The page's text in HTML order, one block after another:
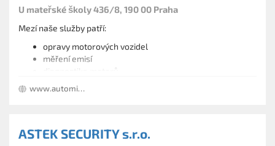
U mateřské školy 436/8, 190 00 Praha
Mezí naše služby patří:
opravy motorových vozidel
měření emisí
diagnostika motorů
geometrie náprav Laser
seřizování karburátorů Škoda na stolici Jikov
www.automika.cz
ASTEK SECURITY s.r.o.